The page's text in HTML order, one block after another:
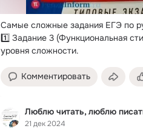
Самые сложные задания ЕГЭ по
1️⃣ Задание 3 (Функциональная
уровня сложности.
Комментировать
Люблю читать, люблю
21 дек 2024